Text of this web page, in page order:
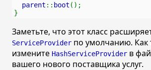
parent :: boot ();
}
Заметьте, что этот класс
ServiceProvider по умолчанию. Как
измените HashServiceProvider в
вашего нового поставщика услуг.